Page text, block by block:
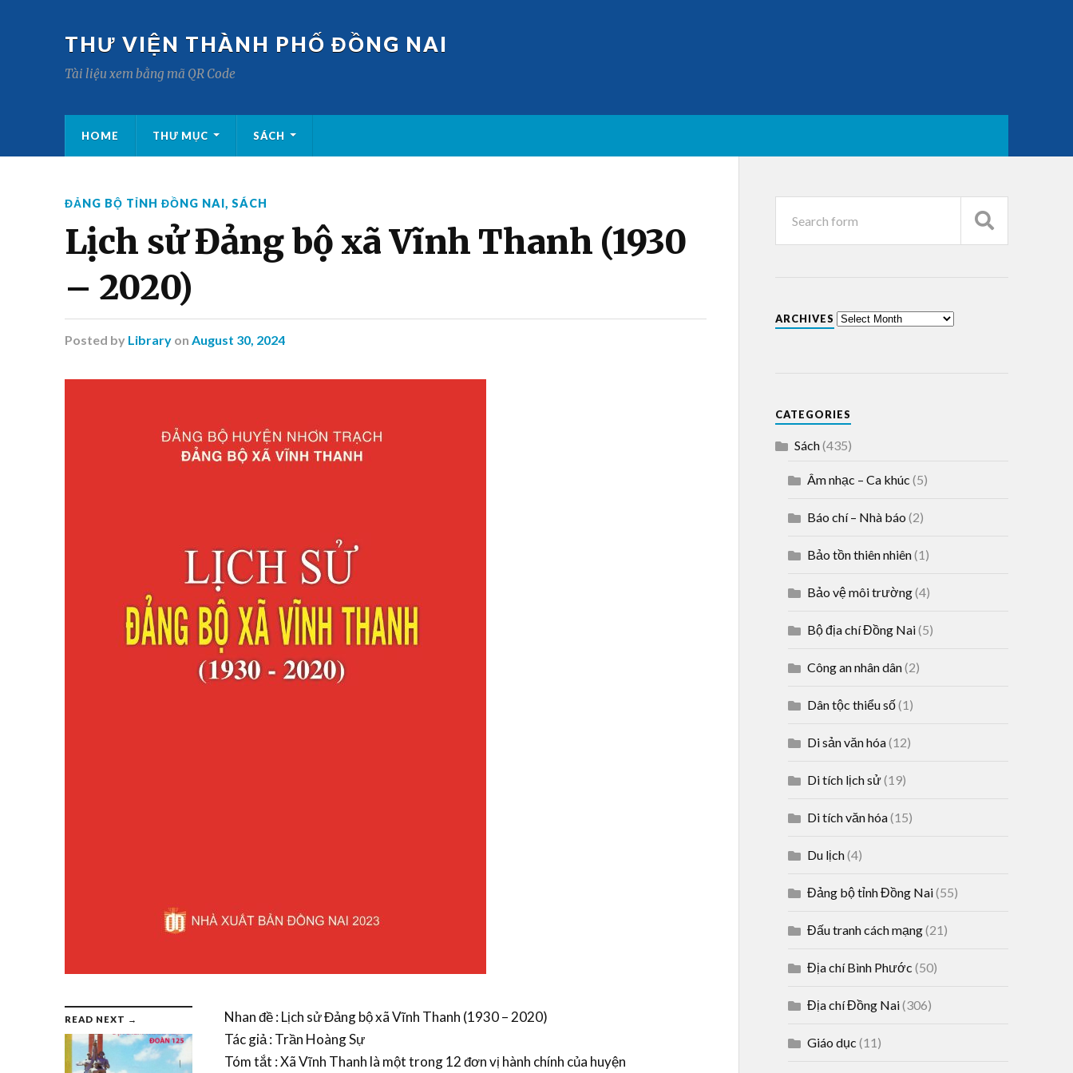
THƯ VIỆN THÀNH PHỐ ĐỒNG NAI
Tài liệu xem bằng mã QR Code
HOME THƯ MỤC SÁCH
ĐẢNG BỘ TỈNH ĐỒNG NAI, SÁCH
Lịch sử Đảng bộ xã Vĩnh Thanh (1930
– 2020)
Posted by Library on August 30, 2024
READ NEXT →
Nhan đề : Lịch sử Đảng bộ xã Vĩnh Thanh (1930 – 2020)
Tác giả : Trần Hoàng Sự
Tóm tắt : Xã Vĩnh Thanh là một trong 12 đơn vị hành chính của huyện
ARCHIVES
CATEGORIES
Sách(435)
Âm nhạc – Ca khúc (5)
Báo chí – Nhà báo (2)
Bảo tồn thiên nhiên(1)
Bảo vệ môi trường(4)
Bộ địa chí Đồng Nai(5)
Công an nhân dân(2)
Dân tộc thiểu số(1)
Di sản văn hóa(12)
Di tích lịch sử(19)
Di tích văn hóa(15)
Du lịch(4)
Đảng bộ tỉnh Đồng Nai(55)
Đấu tranh cách mạng(21)
Địa chí Bình Phước (50)
Địa chí Đồng Nai(306)
Giáo dục (11)